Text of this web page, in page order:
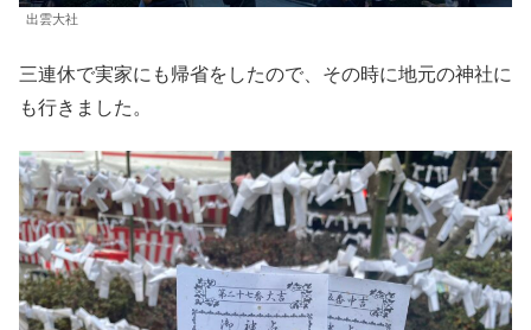
出雲大社
三連休で実家にも帰省をしたので、その時に地元の神社に
も行きました。